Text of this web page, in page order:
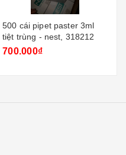
500 cái pipet paster 3ml
tiệt trùng - nest, 318212
700.000₫